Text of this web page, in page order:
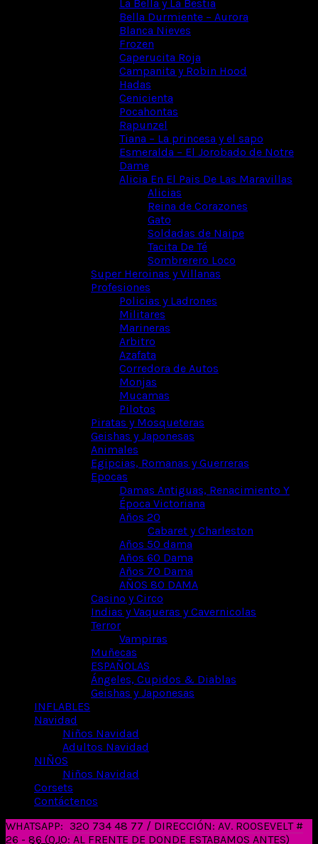
La Bella y La Bestia
Bella Durmiente – Aurora
Blanca Nieves
Frozen
Caperucita Roja
Campanita y Robin Hood
Hadas
Cenicienta
Pocahontas
Rapunzel
Tiana – La princesa y el sapo
Esmeralda – El Jorobado de Notre
Dame
Alicia En El Pais De Las Maravillas
Alicias
Reina de Corazones
Gato
Soldadas de Naipe
Tacita De Té
Sombrerero Loco
Super Heroinas y Villanas
Profesiones
Policias y Ladrones
Militares
Marineras
Arbitro
Azafata
Corredora de Autos
Monjas
Mucamas
Pilotos
Piratas y Mosqueteras
Geishas y Japonesas
Animales
Egipcias, Romanas y Guerreras
Epocas
Damas Antiguas, Renacimiento Y
Época Victoriana
Años 20
Cabaret y Charleston
Años 50 dama
Años 60 Dama
Años 70 Dama
AÑOS 80 DAMA
Casino y Circo
Indias y Vaqueras y Cavernicolas
Terror
Vampiras
Muñecas
ESPAÑOLAS
Ángeles, Cupidos & Diablas
Geishas y Japonesas
INFLABLES
Navidad
Niños Navidad
Adultos Navidad
NIÑOS
Niños Navidad
Corsets
Contáctenos
WHATSAPP: 320 734 48 77 / DIRECCIÓN: AV. ROOSEVELT #
26 - 86 (OJO: AL FRENTE DE DONDE ESTABAMOS ANTES)